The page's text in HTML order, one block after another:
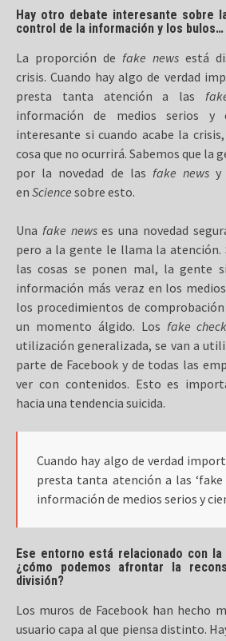
Hay otro debate interesante sobre
control de la información y los bulos…
La proporción de fake news está
crisis. Cuando hay algo de verdad
presta tanta atención a las
información de medios serios y
interesante si cuando acabe la
cosa que no ocurrirá. Sabemos que la
por la novedad de las fake news y
en Science sobre esto.
Una fake newses una novedad
pero a la gente le llama la atención.
las cosas se ponen mal, la gente
información más veraz en los
los procedimientos de
un momento álgido. Los fake
utilización generalizada, se van a
parte de Facebook y de todas las
ver con contenidos. Esto es
hacia una tendencia suicida.
Cuando hay algo de verdad
presta tanta atención a las ‘fake
información de medios serios y
Ese entorno está relacionado con
¿cómo podemos afrontar la
división?
Los muros de Facebook han hecho
usuario capa al que piensa distinto.